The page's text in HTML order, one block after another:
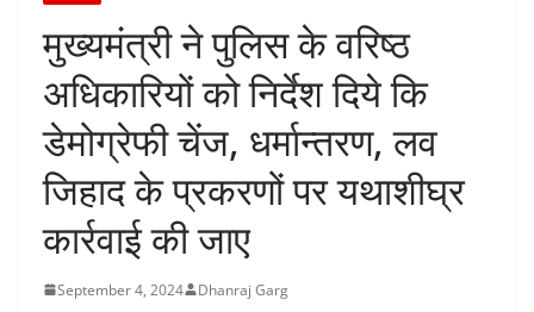
मुख्यमंत्री ने पुलिस के वरिष्ठ
अधिकारियों को निर्देश दिये कि
डेमोग्रेफी चेंज, धर्मान्तरण, लव
जिहाद के प्रकरणों पर यथाशीघ्र
कार्रवाई की जाए
September 4, 2024 Dhanraj Garg